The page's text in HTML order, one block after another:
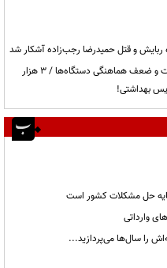
ربایش و قتل حمیدرضا رجب‌زاده آشکار شد
ریمـدان؛ مرزی گرفتار در صف، کمبود زیرساخت و ضعف هماهنگی دستگاه‌ها / ۳ هزار
بهداشتی!
حل مشکلات کشور است
وارداتی